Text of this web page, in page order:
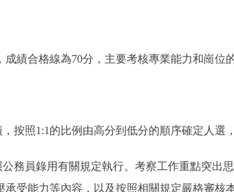
合格線為70分，主要考核專業能力和崗位的
照1:1的比例由高分到低分的順序確定人選
員錄用有關規定執行。考察工作重點突出
受能力等內容，以及按照相關規定嚴格審核